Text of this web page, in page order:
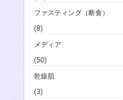
ファスティング（断食）
(8)
メディア
(50)
乾燥肌
(3)